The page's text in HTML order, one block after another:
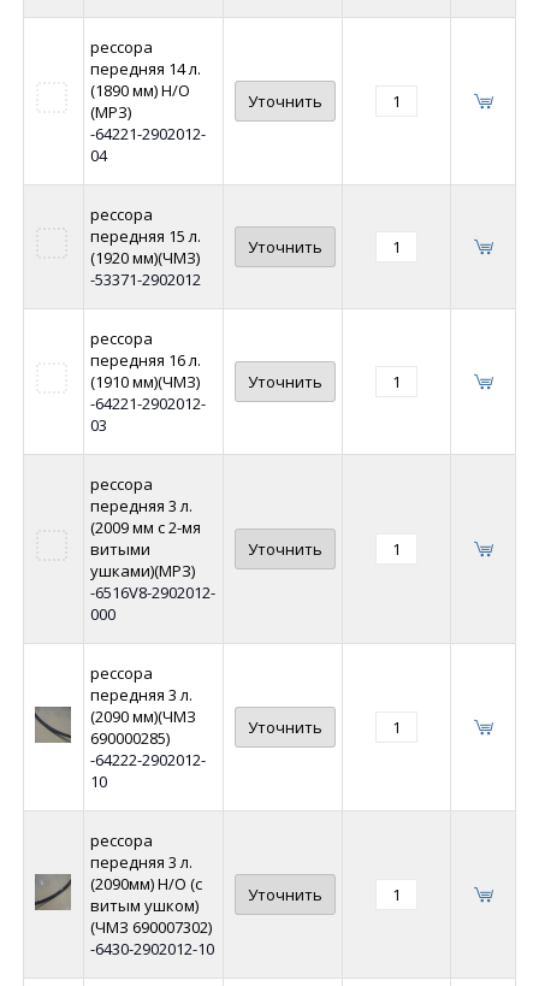
рессора
передняя 14 л.
(1890 мм) Н/О
(МРЗ)
-64221-2902012-
04
Уточнить
рессора
передняя 15 л.
(1920 мм)(ЧМЗ)
-53371-2902012
Уточнить
рессора
передняя 16 л.
(1910 мм)(ЧМЗ)
-64221-2902012-
03
Уточнить
рессора
передняя 3 л.
(2009 мм с 2-мя
витыми
ушками)(МРЗ)
-6516V8-2902012-
000
Уточнить
рессора
передняя 3 л.
(2090 мм)(ЧМЗ
690000285)
-64222-2902012-
10
Уточнить
рессора
передняя 3 л.
(2090мм) Н/О (с
витым ушком)
(ЧМЗ 690007302)
-6430-2902012-10
Уточнить